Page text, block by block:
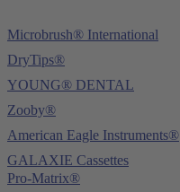
Microbrush® International
DryTips®
YOUNG® DENTAL
Zooby®
American Eagle Instruments®
GALAXIE Cassettes
Pro-Matrix®